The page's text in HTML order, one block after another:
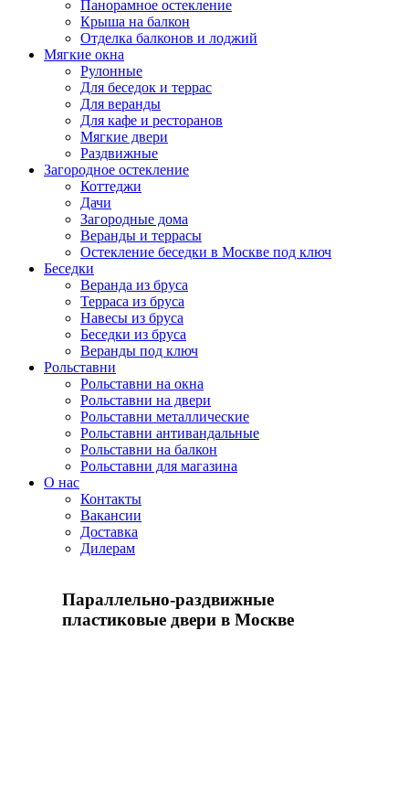
Панорамное остекление
Крыша на балкон
Отделка балконов и лоджий
Мягкие окна
Рулонные
Для беседок и террас
Для веранды
Для кафе и ресторанов
Мягкие двери
Раздвижные
Загородное остекление
Коттеджи
Дачи
Загородные дома
Веранды и террасы
Остекление беседки в Москве под ключ
Беседки
Веранда из бруса
Терраса из бруса
Навесы из бруса
Беседки из бруса
Веранды под ключ
Рольставни
Рольставни на окна
Рольставни на двери
Рольставни металлические
Рольставни антивандальные
Рольставни на балкон
Рольставни для магазина
О нас
Контакты
Вакансии
Доставка
Дилерам
Параллельно-раздвижные
пластиковые двери в Москве